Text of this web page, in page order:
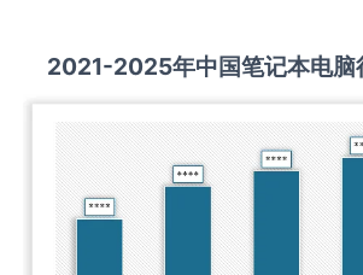
2021-2025年中国笔记本电脑